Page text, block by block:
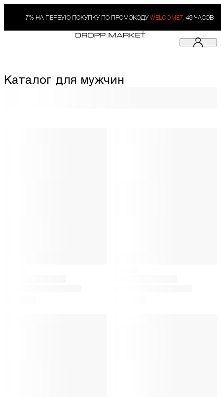
-7% НА ПЕРВУЮ ПОКУПКУ ПО ПРОМОКОДУ WELCOME7. 48 ЧАСОВ
Каталог для мужчин